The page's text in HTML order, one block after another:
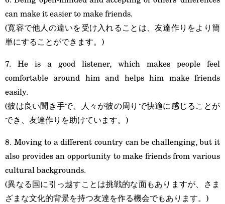
can make it easier to make friends.
(寛容で他人の違いを受け入れることは、友達作りをより簡
単にすることができます。)
7. He is a good listener, which makes people feel
comfortable around him and helps him make friends
easily.
(彼は良い聞き手で、人々が彼の周りで快適に感じることが
でき、友達作りを助けています。)
8. Moving to a different country can be challenging, but it
also provides an opportunity to make friends from various
cultural backgrounds.
(異なる国に引っ越すことは挑戦的な面もありますが、さま
ざまな文化的背景を持つ友達を作る機会でもあります。)